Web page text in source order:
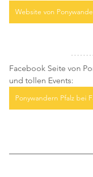
Website von
Facebook Seite von
und tollen Events:
Ponywandern Pfalz bei